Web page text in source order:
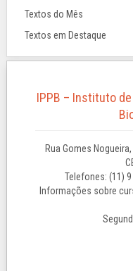
Textos do Mês
Textos em Destaque
IPPB – Instituto
Rua Gomes
Telefones: (11)
Informações sobre